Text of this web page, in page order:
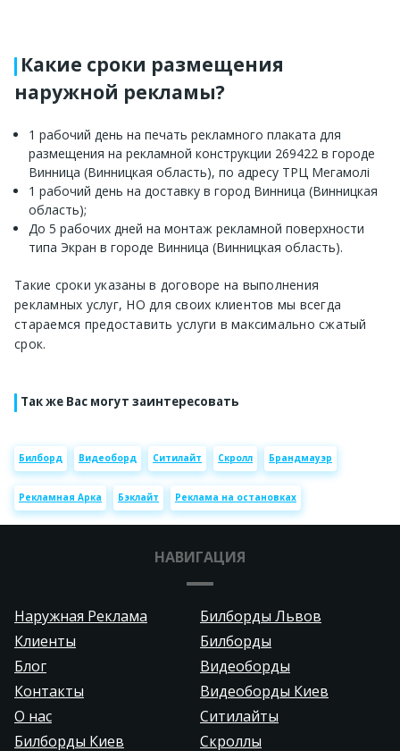
Какие сроки размещения
наружной рекламы?
1 рабочий день на печать рекламного плаката для
размещения на рекламной конструкции 269422 в городе
Винница (Винницкая область), по адресу ТРЦ Мегамолі
1 рабочий день на доставку в город Винница (Винницкая
область);
До 5 рабочих дней на монтаж рекламной поверхности
типа Экран в городе Винница (Винницкая область).
Такие сроки указаны в договоре на выполнения
рекламных услуг, НО для своих клиентов мы всегда
стараемся предоставить услуги в максимально сжатый
срок.
Так же Вас могут заинтересовать
Билборд Видеоборд Ситилайт Скролл Брандмауэр
Рекламная Арка Бэклайт Реклама на остановках
НАВИГАЦИЯ
Наружная Реклама
Билборды Львов
Клиенты
Билборды
Блог
Видеоборды
Контакты
Видеоборды Киев
О нас
Ситилайты
Билборды Киев
Скроллы